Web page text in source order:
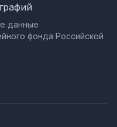
данные
фонда Российской